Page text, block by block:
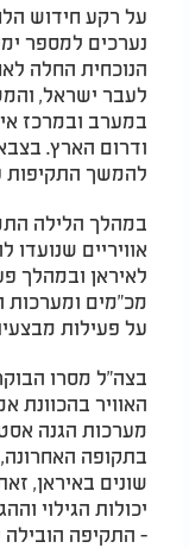
על רקע חידוש
נערכים למספר
לעבר ישראל,
במערב ובמרכז
ודרום הארץ.
להמשך התקיפות
במהלך הלילה
אוויריים
לאיראן ובמהלך
מכ"מים ומערכות
על פעילות
בצה"ל מסרו
האוויר בהכוונת
מערכות הגנה
בתקופה
שונים באיראן,
יכולות הגילוי
- התקיפה